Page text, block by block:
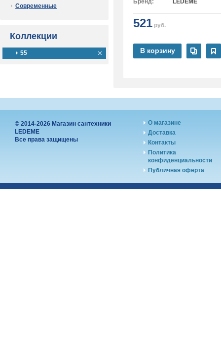
Современные
Коллекции
55
Бренд:
LEDEME
521 руб.
В корзину
© 2014-2026 Магазин сантехники
LEDEME
Все права защищены
О магазине
Доставка
Контакты
Политика
конфиденциальности
Публичная оферта